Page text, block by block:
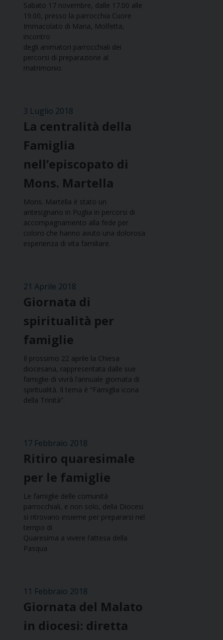
Sabato 17 novembre, dalle 17.00 alle
19.00, presso la parrocchia Cuore
Immacolato di Maria, Molfetta,
incontro
degli animatori parrocchiali dei
percorsi di preparazione al
matrimonio.
3 Luglio 2018
La centralità della
Famiglia
nell’episcopato di
Mons. Martella
Mons. Martella è stato un
antesignano in Puglia in percorsi di
accompagnamento alla fede per
coloro che hanno avuto una dolorosa
esperienza di vita familiare.
21 Aprile 2018
Giornata di
spiritualità per
famiglie
Il prossimo 22 aprile la Chiesa
diocesana, rappresentata dalle sue
famiglie di vivrà l’annuale giornata di
spiritualità. Il tema è “Famiglia icona
della Trinità”.
17 Febbraio 2018
Ritiro quaresimale
per le famiglie
Le famiglie delle comunità
parrocchiali, e non solo, della Diocesi
si ritrovano insieme per prepararsi nel
tempo di
Quaresima a vivere l’attesa della
Pasqua
11 Febbraio 2018
Giornata del Malato
in diocesi: diretta